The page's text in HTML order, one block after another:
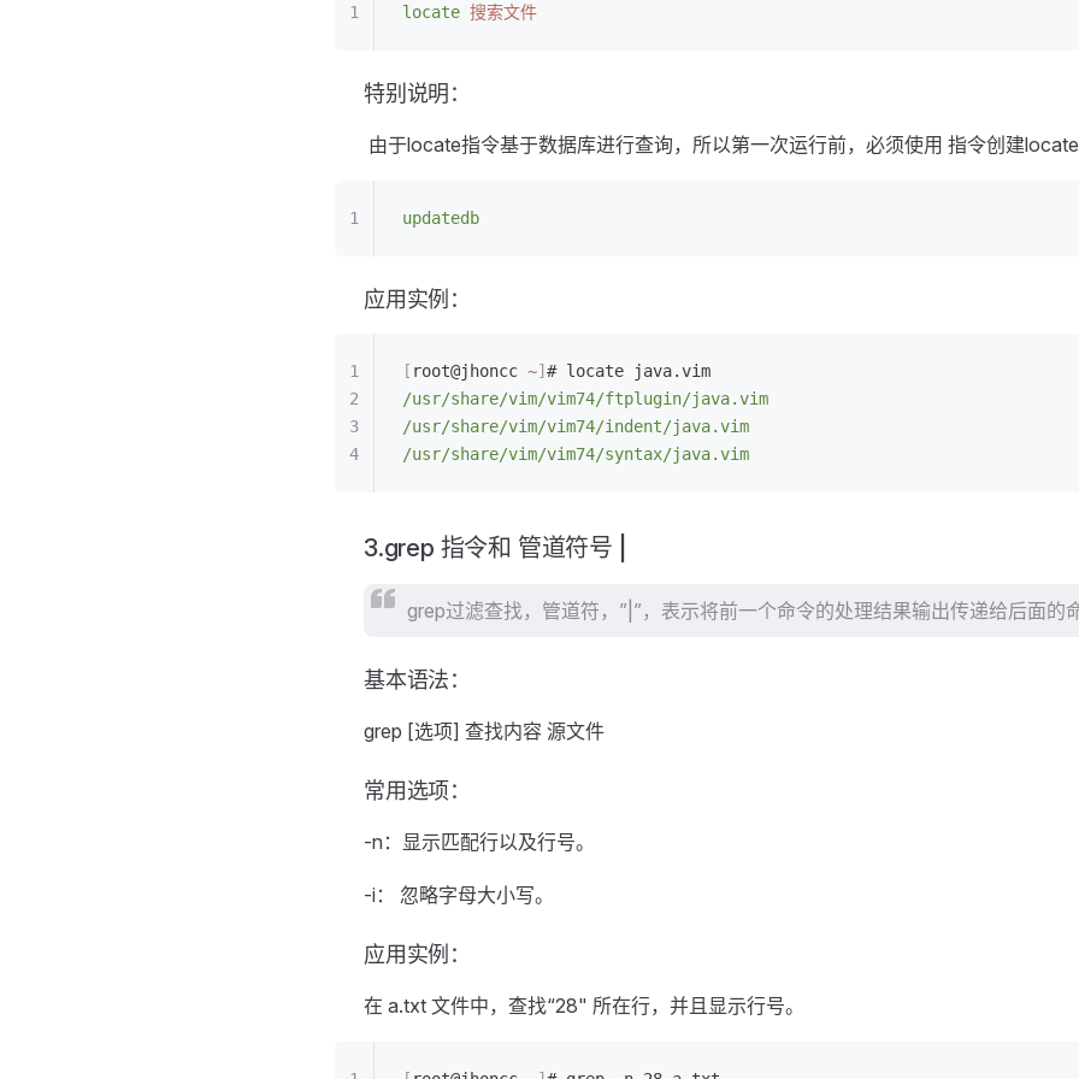
locate 搜索文件
特别说明：
由于locate指令基于数据库进行查询，所以第一次运行前，必须使用 指令创建locate
updatedb
应用实例：
[ root@jhoncc ~] # locate java.vim
/usr/share/vim/vim74/ftplugin/java.vim
/usr/share/vim/vim74/indent/java.vim
/usr/share/vim/vim74/syntax/java.vim
3.grep 指令和 管道符号 |
grep过滤查找，管道符，”|”，表示将前一个命令的处理结果输出传递给后面的
基本语法：
grep [选项] 查找内容 源文件
常用选项：
-n：显示匹配行以及行号。
-i： 忽略字母大小写。
应用实例：
在 a.txt 文件中，查找“28" 所在行，并且显示行号。